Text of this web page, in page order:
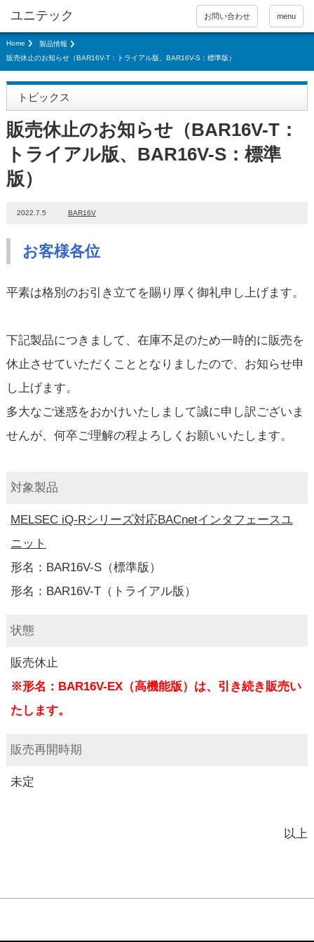
お問い合わせ menu
Home
製品情報
販売休止のお知らせ（BAR16V-T：トライアル版、BAR16V-S：標準版）
トピックス
販売休止のお知らせ（BAR16V-T：
トライアル版、BAR16V-S：標準
版）
2022.7.5 BAR16V
お客様各位
平素は格別のお引き立てを賜り厚く御礼申し上げます。
下記製品につきまして、在庫不足のため一時的に販売を
休止させていただくこととなりましたので、お知らせ申
し上げます。
多大なご迷惑をおかけいたしまして誠に申し訳ございま
せんが、何卒ご理解の程よろしくお願いいたします。
対象製品
MELSEC iQ-Rシリーズ対応BACnetインタフェースユ
ニット
形名：BAR16V-S（標準版）
形名：BAR16V-T（トライアル版）
状態
販売休止
※形名：BAR16V-EX（高機能版）は、引き続き販売い
たします。
販売再開時期
未定
以上